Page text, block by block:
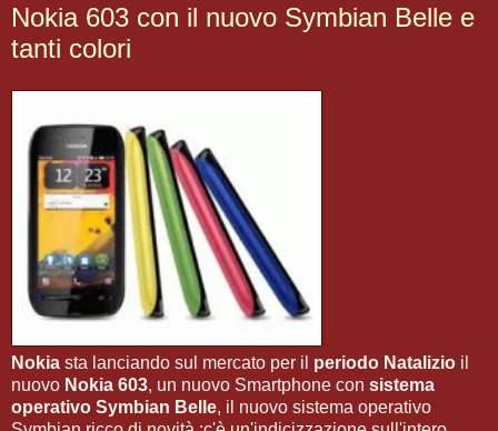
Nokia 603 con il nuovo Symbian Belle e
tanti colori
Nokia sta lanciando sul mercato per il periodo Natalizio il
nuovo Nokia 603, un nuovo Smartphone con sistema
operativo Symbian Belle, il nuovo sistema operativo